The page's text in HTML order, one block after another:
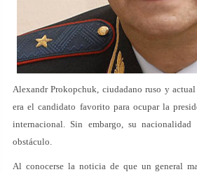
Alexandr Prokopchuk, ciudadano ruso y
era el candidato favorito para ocupar la
internacional. Sin embargo, su
obstáculo.
Al conocerse la noticia de que un general